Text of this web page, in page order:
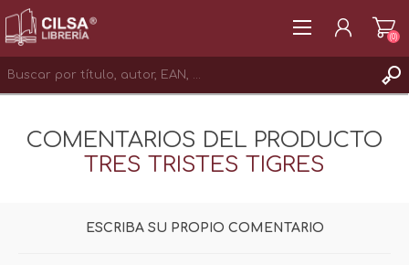
INICIAR SESIÓN
(0)
COMENTARIOS DEL PRODUCTO
TRES TRISTES TIGRES
ESCRIBA SU PROPIO COMENTARIO